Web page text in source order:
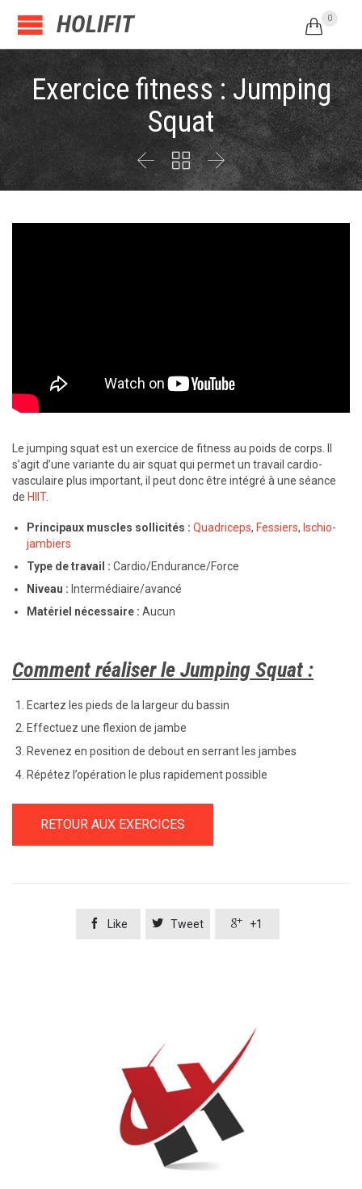
HOLIFIT  0
Exercice fitness : Jumping
Squat
  
Le jumping squat est un exercice de fitness au poids de corps. Il
s’agit d’une variante du air squat qui permet un travail cardio-
vasculaire plus important, il peut donc être intégré à une séance
de HIIT.
Principaux muscles sollicités :Quadriceps, Fessiers, Ischio-
jambiers
Type de travail : Cardio/Endurance/Force
Niveau : Intermédiaire/avancé
Matériel nécessaire : Aucun
Comment réaliser le Jumping Squat :
Ecartez les pieds de la largeur du bassin
Effectuez une flexion de jambe
Revenez en position de debout en serrant les jambes
Répétez l’opération le plus rapidement possible
RETOUR AUX EXERCICES
 Like  Tweet  +1